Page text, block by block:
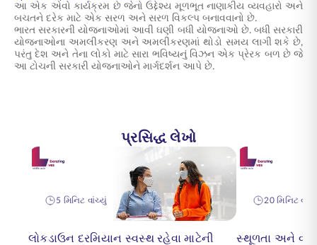
આ એક એવો કાર્યક્રમ છે જેનો ઉદ્દેશ્ય મૂળભૂત નાણાકીય વ્યવહારો અને
બચતને દરેક માટે એક સરળ અને સરળ વિકલ્પ બનાવવાનો છે.
ભારત સરકારની યોજનાઓમાં આવી ઘણી બધી યોજનાઓ છે. બધી સરકારી
યોજનાઓના અમલીકરણ અને અમલીકરણમાં થોડો સમય લાગી શકે છે,
પરંતુ દેશ અને તેના લોકો માટે સારા ભવિષ્યનું વિઝન એક પ્રેરક બળ છે જે
આ ટોચની સરકારી યોજનાઓને માર્ગદર્શન આપે છે.
પ્રસિદ્ધ લેખો
5 મિનિટ વાંચ્યું
લોકડાઉન દરમિયાન સ્વસ્થ રહેવા માટેની
20 મિનિટ
સ્થૂળતા અને વધુ